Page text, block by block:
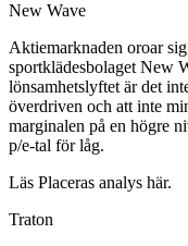
New Wave
Aktiemarknaden oroar
sportklädesbolaget New
lönsamhetslyftet är det
överdriven och att inte
marginalen på en högre
p/e-tal för låg.
Läs Placeras analys här.
Traton